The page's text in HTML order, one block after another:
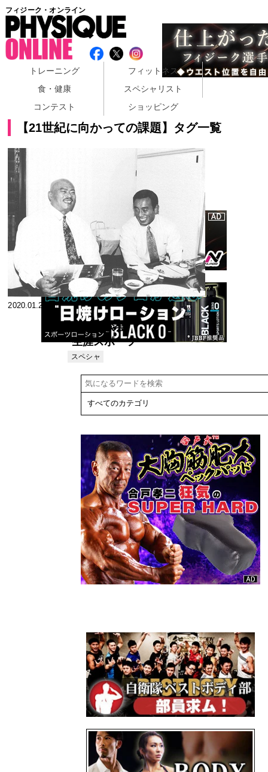
フィジーク・オンライン
トレーニング
フィットネス
食・健康
スペシャリスト
コンテスト
ショッピング
【21世紀に向かっての課題】タグ一覧
2020.01.27
新春座談会
生涯スポーツ
としてのボデ
編〉 21世紀に
向かっての課
題
スペシャ